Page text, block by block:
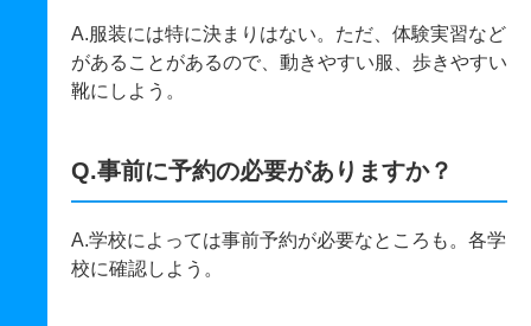
A.服装には特に決まりはない。ただ、体験実習など
があることがあるので、動きやすい服、歩きやすい
靴にしよう。
Q.事前に予約の必要がありますか？
A.学校によっては事前予約が必要なところも。各学
校に確認しよう。